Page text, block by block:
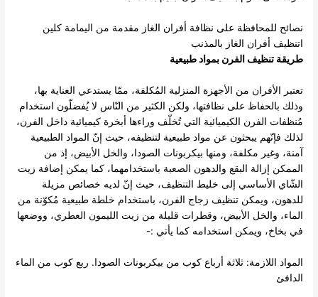
نصائح للمحافظة على نظافة أفران الغاز مقدمة من اليمامة كلين
اتنظيف أفران الغاز بالمذنب
طريقة تنظيف الفرن بمواد طبيعية
تعتبر الأفران من الأجهزة المنزلية المُكلفة، ممّا يستدعي العناية بها،
وذلك بالحفاظ على نظافتها، ولكن الكثير من النّاس لا يُفضلّون استخدام
مُنظفات الفرن الكيميائية التي تُخلّف وراءها أبخرة كيميائية داخل الفرن،
لذلك فإنّهم يبحثون عن مواد طبيعية لتنظيفه، حيث إنّ المواد الطبيعية
آمنة، وغير مكلفة، ومنها بيكربونات الصودا، والخل الأبيض، إذ من
الممكن إزالة البقع والدهون الصعبة باستخدامهما، كما يمكن إضافة زيت
الشّاي الأساسي إلى خليط التنظيف، حيث إنّ لديه خصائص مزيلة
للدهون، ويمكن تنظيف زجاج الفرن، باستخدام خلطة طبيعية مُكوّنة من
الماء، والخل الأبيض، وقطرات قليلة من زيت الليمون العطري، ووضعها
في بخاخ، ويمكن استخدامه كما يأتي :-
المواد اللازمة: ثلاثة أرباع كوب من بيكربونات الصودا. ربع كوب من الماء
الدافئ